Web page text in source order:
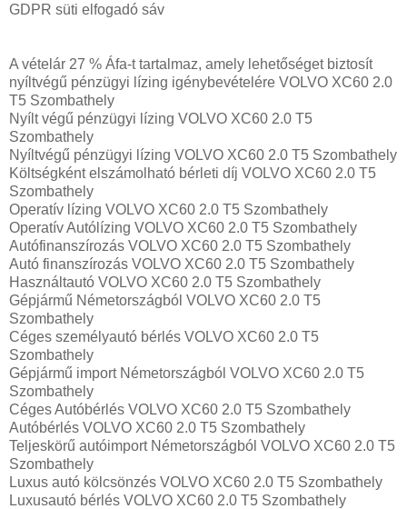
GDPR süti elfogadó sáv
A vételár 27 % Áfa-t tartalmaz, amely lehetőséget biztosít
nyíltvégű pénzügyi lízing igénybevételére VOLVO XC60 2.0
T5 Szombathely
Nyílt végű pénzügyi lízing VOLVO XC60 2.0 T5
Szombathely
Nyíltvégű pénzügyi lízing VOLVO XC60 2.0 T5 Szombathely
Költségként elszámolható bérleti díj VOLVO XC60 2.0 T5
Szombathely
Operatív lízing VOLVO XC60 2.0 T5 Szombathely
Operatív Autólízing VOLVO XC60 2.0 T5 Szombathely
Autófinanszírozás VOLVO XC60 2.0 T5 Szombathely
Autó finanszírozás VOLVO XC60 2.0 T5 Szombathely
Használtautó VOLVO XC60 2.0 T5 Szombathely
Gépjármű Németországból VOLVO XC60 2.0 T5
Szombathely
Céges személyautó bérlés VOLVO XC60 2.0 T5
Szombathely
Gépjármű import Németországból VOLVO XC60 2.0 T5
Szombathely
Céges Autóbérlés VOLVO XC60 2.0 T5 Szombathely
Autóbérlés VOLVO XC60 2.0 T5 Szombathely
Teljeskörű autóimport Németországból VOLVO XC60 2.0 T5
Szombathely
Luxus autó kölcsönzés VOLVO XC60 2.0 T5 Szombathely
Luxusautó bérlés VOLVO XC60 2.0 T5 Szombathely